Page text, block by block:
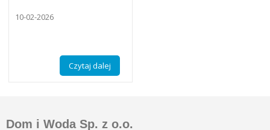
10-02-2026
Czytaj dalej
Dom i Woda Sp. z o.o.